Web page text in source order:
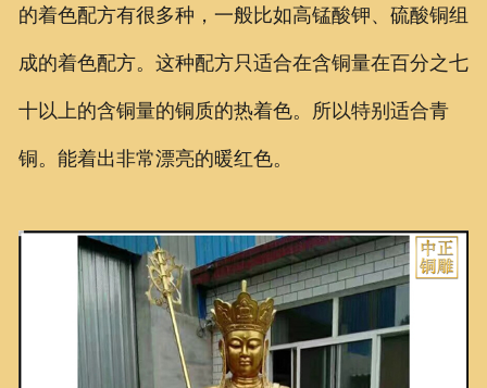
的着色配方有很多种，一般比如高锰酸钾、硫酸铜组
成的着色配方。这种配方只适合在含铜量在百分之七
十以上的含铜量的铜质的热着色。所以特别适合青
铜。能着出非常漂亮的暖红色。